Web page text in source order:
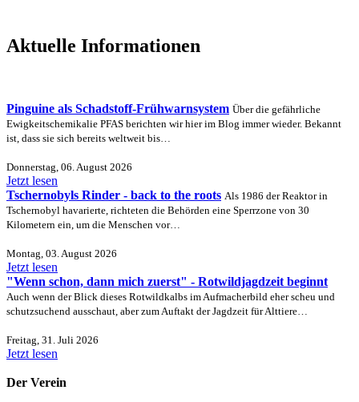
Aktuelle Informationen
Pinguine als Schadstoff-Frühwarnsystem Über die gefährliche
Ewigkeitschemikalie PFAS berichten wir hier im Blog immer wieder. Bekannt
ist, dass sie sich bereits weltweit bis…
Donnerstag, 06. August 2026
Jetzt lesen
Tschernobyls Rinder - back to the roots Als 1986 der Reaktor in
Tschernobyl havarierte, richteten die Behörden eine Sperrzone von 30
Kilometern ein, um die Menschen vor…
Montag, 03. August 2026
Jetzt lesen
"Wenn schon, dann mich zuerst" - Rotwildjagdzeit beginnt
Auch wenn der Blick dieses Rotwildkalbs im Aufmacherbild eher scheu und
schutzsuchend ausschaut, aber zum Auftakt der Jagdzeit für Alttiere…
Freitag, 31. Juli 2026
Jetzt lesen
Der Verein